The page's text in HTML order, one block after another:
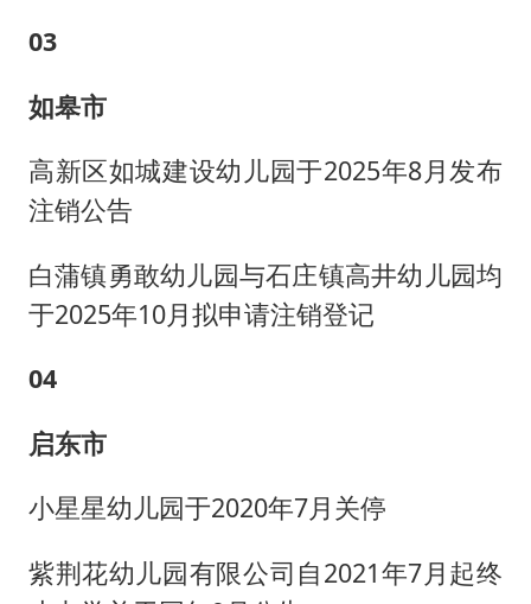
03
如皋市
高新区如城建设幼儿园于2025年8月发布
注销公告
白蒲镇勇敢幼儿园与石庄镇高井幼儿园均
于2025年10月拟申请注销登记
04
启东市
小星星幼儿园于2020年7月关停
紫荆花幼儿园有限公司自2021年7月起终